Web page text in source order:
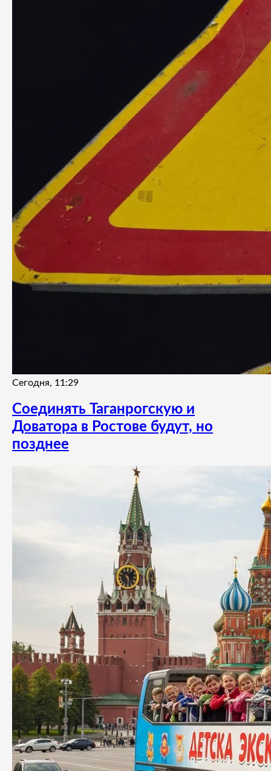
Сегодня, 11:29
Соединять Таганрогскую и
Доватора в Ростове будут, но
позднее